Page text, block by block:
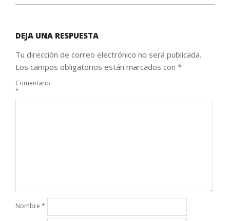
DEJA UNA RESPUESTA
Tu dirección de correo electrónico no será publicada.
Los campos obligatorios están marcados con *
Comentario
*
Nombre *